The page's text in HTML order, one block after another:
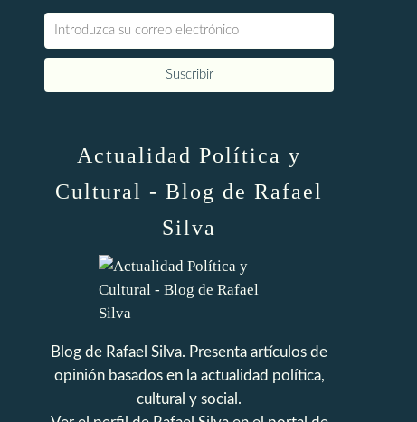
Actualidad Política y
Cultural - Blog de Rafael
Silva
Blog de Rafael Silva. Presenta artículos de
opinión basados en la actualidad política,
cultural y social.